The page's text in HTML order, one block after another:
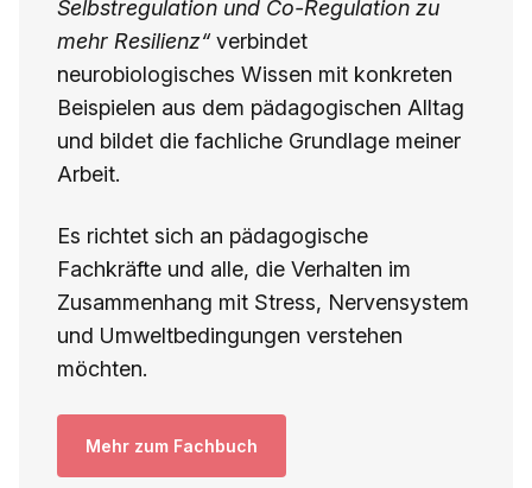
Selbstregulation und Co-Regulation zu
mehr Resilienz“verbindet
neurobiologisches Wissen mit konkreten
Beispielen aus dem pädagogischen Alltag
und bildet die fachliche Grundlage meiner
Arbeit.
Es richtet sich an pädagogische
Fachkräfte und alle, die Verhalten im
Zusammenhang mit Stress, Nervensystem
und Umweltbedingungen verstehen
möchten.
Mehr zum Fachbuch